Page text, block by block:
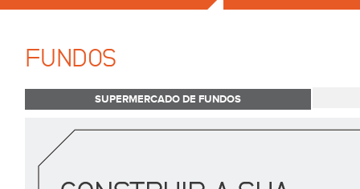
FUNDOS
SUPERMERCADO DE FUNDOS